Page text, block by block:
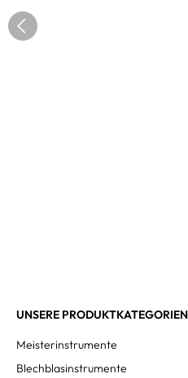
UNSERE PRODUKTKATEGORIEN
Meisterinstrumente
Blechblasinstrumente